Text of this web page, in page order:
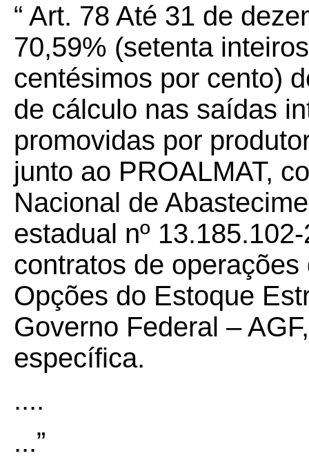
“ Art. 78 Até 31 de
70,59% (setenta
centésimos por cento)
de cálculo nas saídas
promovidas por
junto ao PROALMAT,
Nacional de
estadual nº
contratos de operações
Opções do Estoque
Governo Federal –
específica.
....
...”